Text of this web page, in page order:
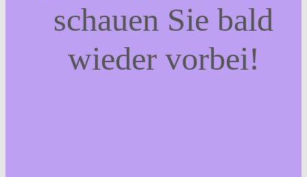
schauen Sie bald
wieder vorbei!